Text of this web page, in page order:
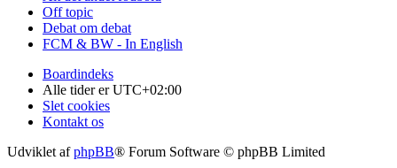
Off topic
Debat om debat
FCM & BW - In English
Boardindeks
Alle tider erUTC+02:00
Slet cookies
Kontakt os
Udviklet afphpBB® Forum Software © phpBB Limited